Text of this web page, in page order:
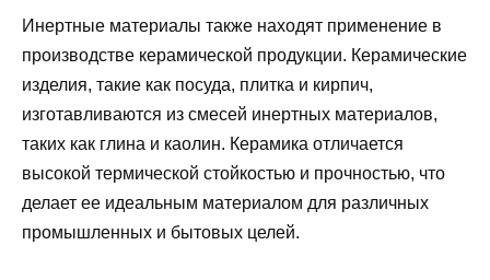
Инертные материалы также находят применение в
производстве керамической продукции. Керамические
изделия, такие как посуда, плитка и кирпич,
изготавливаются из смесей инертных материалов,
таких как глина и каолин. Керамика отличается
высокой термической стойкостью и прочностью, что
делает ее идеальным материалом для различных
промышленных и бытовых целей.